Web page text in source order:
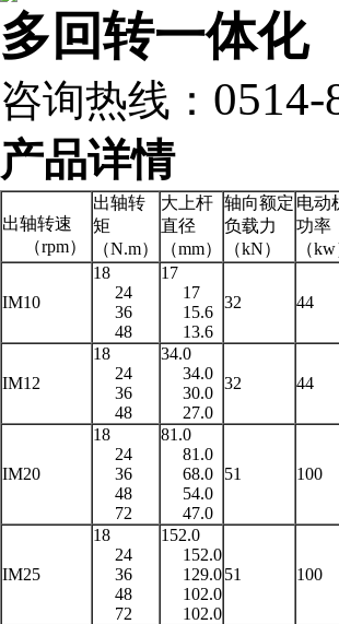
多回转一体化
咨询热线： 0514-
产品详情
出轴转速
（rpm）
出轴转
矩
（N.m）
大上杆
直径
（mm）
轴向额定
负载力
（kN）
电动
功率
（kw
IM10
18
24
36
48
17
17
15.6
13.6
32 44
IM12
18
24
36
48
34.0
34.0
30.0
27.0
32 44
IM20
18
24
36
48
72
81.0
81.0
68.0
54.0
47.0
51 100
IM25
18
24
36
48
72
152.0
152.0
129.0
102.0
102.0
51 100